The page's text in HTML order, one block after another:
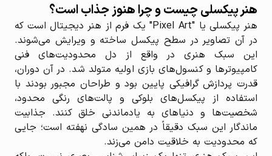
هنر پیکسلی چیست و چرا هنوز جذاب است؟
هنر پیکسلی یا "Pixel Art" یک فرم از هنر دیجیتال است که
در آن تصاویر در سطح پیکسل ساخته و ویرایش می‌شوند.
این سبک هنری در واقع از دل محدودیت‌های فنی
کامپیوترها و کنسول‌های بازی اولیه متولد شد. در آن دوران،
قدرت پردازش گرافیکی پایین بود و طراحان مجبور بودند با
استفاده از پیکسل‌های بلوکی و پالت‌های رنگی محدود،
شخصیت‌ها و دنیاهای به یادماندنی خلق کنند. جذابیت
ماندگار این سبک دقیقاً در همین سادگی نهفته است؛ جایی
که محدودیت به خلاقیت دامن می‌زند.